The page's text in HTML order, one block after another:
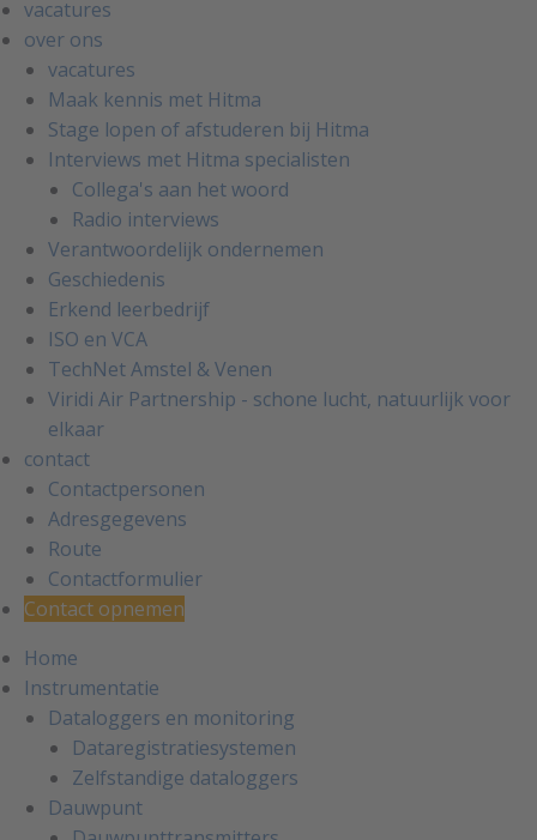
vacatures
over ons
vacatures
Maak kennis met Hitma
Stage lopen of afstuderen bij Hitma
Interviews met Hitma specialisten
Collega's aan het woord
Radio interviews
Verantwoordelijk ondernemen
Geschiedenis
Erkend leerbedrijf
ISO en VCA
TechNet Amstel & Venen
Viridi Air Partnership - schone lucht, natuurlijk voor
elkaar
contact
Contactpersonen
Adresgegevens
Route
Contactformulier
Contact opnemen
Home
Instrumentatie
Dataloggers en monitoring
Dataregistratiesystemen
Zelfstandige dataloggers
Dauwpunt